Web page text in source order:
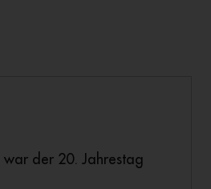
der 20. Jahrestag